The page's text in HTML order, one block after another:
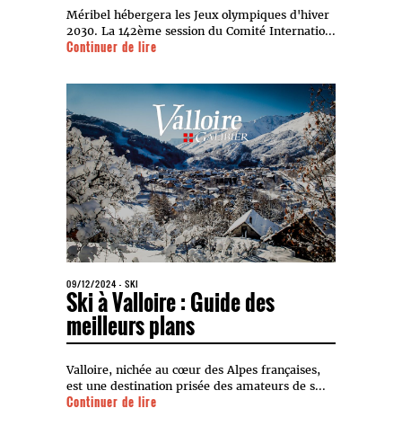
Méribel hébergera les Jeux olympiques d'hiver
2030. La 142ème session du Comité Internatio...
Continuer de lire
09/12/2024 - SKI
Ski à Valloire : Guide des
meilleurs plans
Valloire, nichée au cœur des Alpes françaises,
est une destination prisée des amateurs de s...
Continuer de lire